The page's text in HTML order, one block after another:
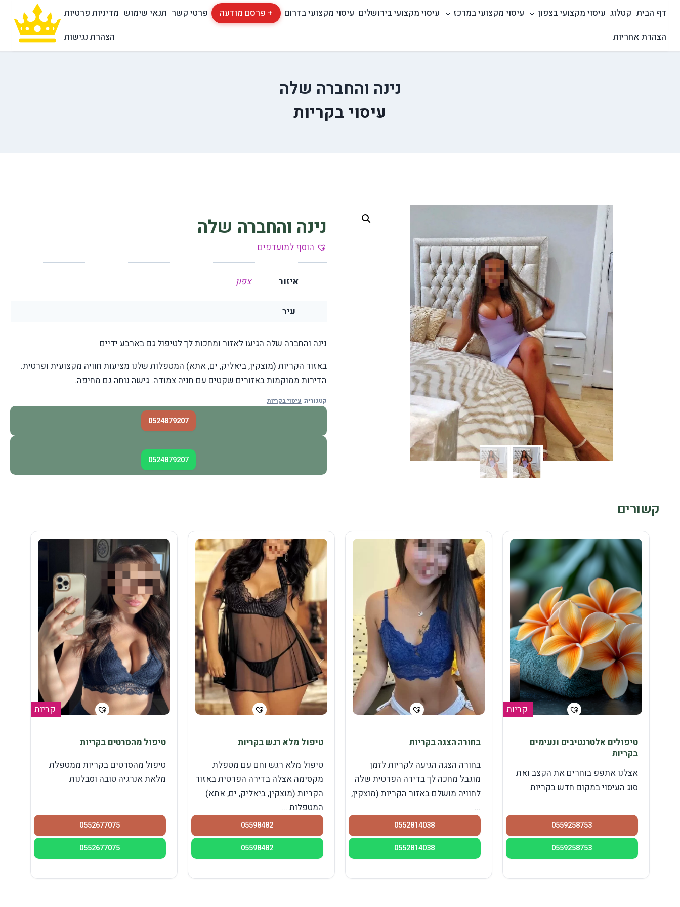
content
דף הבית קטלוג עיסוי מקצועי בצפון עיסוי מקצועי במרכז עיסוי מקצועי בירושלים עיסוי מקצועי בדרום + פרסם מודעה פרטי קשר תנאי שימוש מדיניות פרטיות
הצהרת אחריות
הצהרת נגישות
נינה והחברה שלה
עיסוי בקריות
נינה והחברה שלה
הוסף למועדפים
איזור צפון
עיר
נינה והחברה שלה הגיעו לאזור ומחכות לך לטיפול גם בארבע ידיים
באזור הקריות (מוצקין, ביאליק, ים, אתא) המטפלות שלנו מציעות חוויה מקצועית ופרטית.
הדירות ממוקמות באזורים שקטים עם חניה צמודה. גישה נוחה גם מחיפה.
קטגוריה: עיסוי בקריות
0524879207
0524879207
קשורים
קריות
טיפולים אלטרנטיבים ונעימים
בקריות
אצלנו אתפפ בוחרים את הקצב ואת
סוג העיסוי במקום חדש בקריות
0559258753
0559258753
בחורה הצגה בקריות
בחורה הצגה הגיעה לקריות לזמן
מוגבל מחכה לך בדירה הפרטית שלה
לחוויה מושלם באזור הקריות (מוצקין,
...
0552814038
0552814038
טיפול מלא רגש בקריות
טיפול מלא רגש וחם עם מטפלת
מקסימה אצלה בדירה הפרטית באזור
הקריות (מוצקין, ביאליק, ים, אתא)
המטפלות ...
05598482
05598482
קריות
טיפול מהסרטים בקריות
טיפול מהסרטים בקריות ממטפלת
מלאת אנרגיה טובה וסבלנות
0552677075
0552677075